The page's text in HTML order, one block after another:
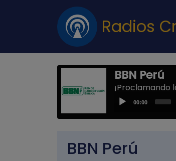
Radios
BBN Perú
¡Proclamando
Audio00:00
BBN Perú